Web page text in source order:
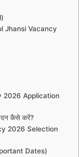
Jhansi Vacancy
2026 Application
कैसे करें?
2026 Selection
Dates)